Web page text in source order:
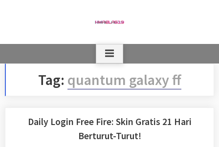
Tag: quantum galaxy ff
Daily Login Free Fire: Skin Gratis 21 Hari
Berturut-Turut!